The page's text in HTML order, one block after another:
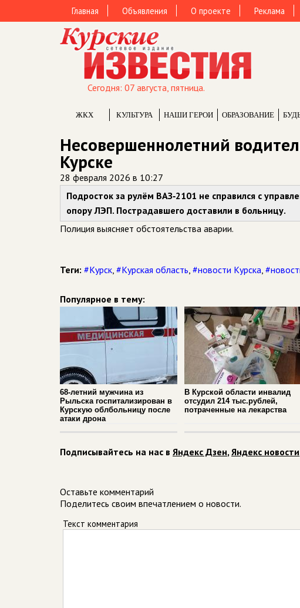
Главная Объявления О проекте Реклама
Сегодня: 07 августа, пятница.
ЖКХ КУЛЬТУРА НАШИ ГЕРОИ ОБРАЗОВАНИЕ
Несовершеннолетний
Курске
28 февраля 2026 в 10:27
Подросток за рулём ВАЗ‑2101 не справился с
опору ЛЭП. Пострадавшего доставили в больницу.
Полиция выясняет обстоятельства аварии.
Теги: #Курск, #Курская область, #новости Курска,
Популярное в тему:
68-летний мужчина из
Рыльска госпитализирован в
Курскую облбольницу после
атаки дрона
В Курской области инвалид
отсудил 214 тыс.рублей,
потраченные на лекарства
Подписывайтесь на нас в Яндекс Дзен,Яндекс новости
Оставьте комментарий
Поделитесь своим впечатлением о новости.
Текст комментария